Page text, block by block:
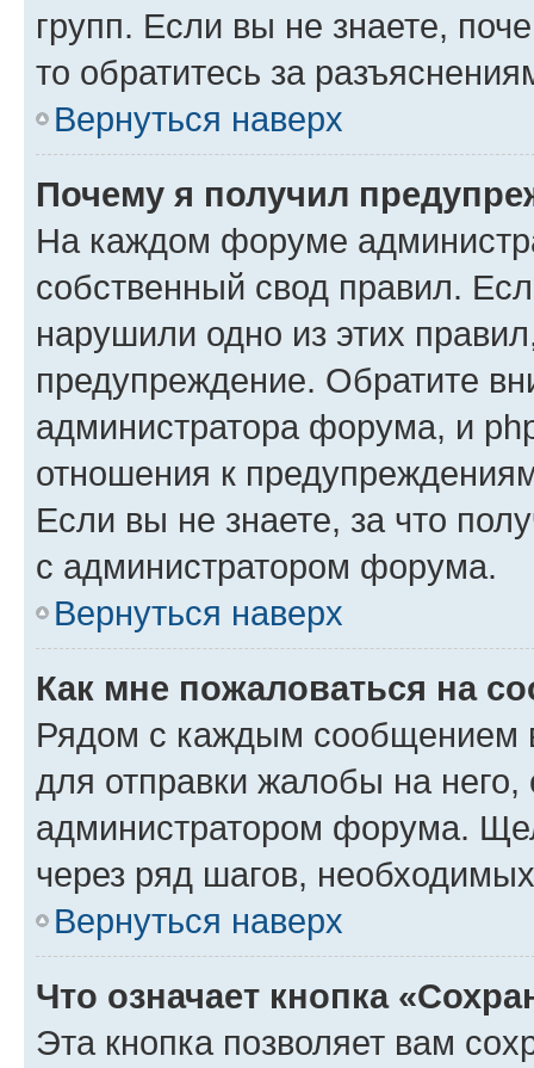
групп. Если вы не знаете,
то обратитесь за
Вернуться наверх
Почему я получил
На каждом форуме
собственный свод правил.
нарушили одно из этих
предупреждение. Обратите
администратора форума, и
отношения к
Если вы не знаете, за что
с администратором форума.
Вернуться наверх
Как мне пожаловаться на
Рядом с каждым сообщением
для отправки жалобы на
администратором форума.
через ряд шагов,
Вернуться наверх
Что означает кнопка
Эта кнопка позволяет вам